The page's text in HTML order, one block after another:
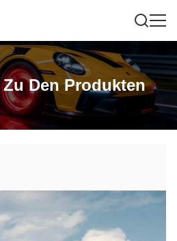
Den Produkten